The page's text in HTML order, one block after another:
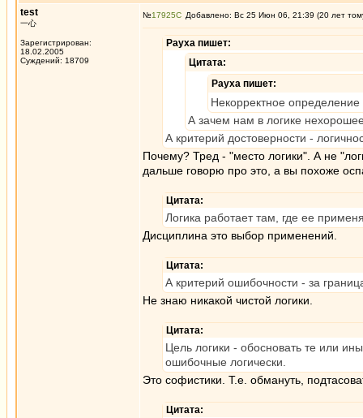
test
一心
Зарегистрирован:
18.02.2005
Суждений: 18709
№17925 Добавлено: Вс 25 Июн 06, 21:39 (20 лет
Рауха пишет:
Цитата:
Рауха пишет:
Некорректное
А зачем нам в логике
А критерий достоверности -
Почему? Тред - "место логики". А не
дальше говорю про это, а вы похоже
Цитата:
Логика работает там, где ее
Дисциплина это выбор применений.
Цитата:
А критерий ошибочности - за
Не знаю никакой чистой логики.
Цитата:
Цель логики - обосновать те или
ошибочные логически.
Это софистики. Т.е. обмануть,
Цитата: